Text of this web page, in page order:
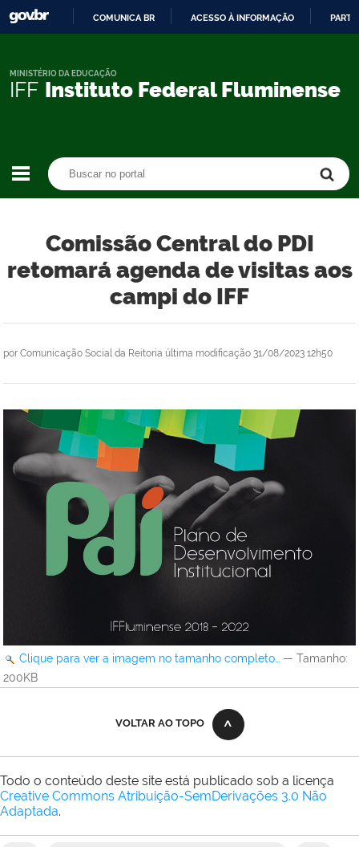
CONTEÚDO
COMUNICA BR ACESSO À INFORMAÇÃO
IFF Instituto Federal Fluminense
MINISTÉRIO DA EDUCAÇÃO
Comissão Central do PDI
retomará agenda de visitas aos
campi do IFF
por Comunicação Social da Reitoria última modificação 31/08/2023 12h50
Clique para ver a imagem no tamanho completo… — Tamanho:
200KB
VOLTAR AO TOPO
Todo o conteúdo deste site está publicado sob a licença
Creative Commons Atribuição-SemDerivações 3.0 Não
Adaptada.